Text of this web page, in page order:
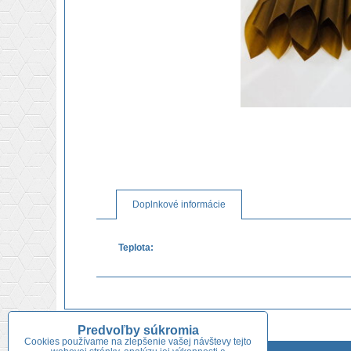
Doplnkové informácie
Teplota:
Predvoľby súkromia
Cookies používame na zlepšenie vašej návštevy tejto